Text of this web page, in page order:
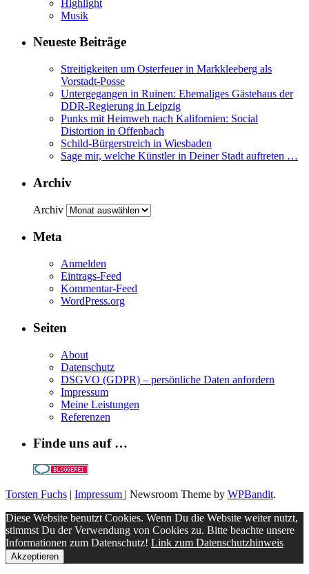
Highlight
Musik
Neueste Beiträge
Streitigkeiten um Osterfeuer in Markkleeberg als
Vorstadt-Posse
Untergegangen in Ruinen: Ehemaliges Gästehaus der
DDR-Regierung in Leipzig
Punks mit Heimweh nach Kalifornien: Social
Distortion in Offenbach
Schild-Bürgerstreich in Wiesbaden
Sage mir, welche Künstler in Deiner Stadt auftreten …
Archiv
Archiv
Meta
Anmelden
Eintrags-Feed
Kommentar-Feed
WordPress.org
Seiten
About
Datenschutz
DSGVO (GDPR) – persönliche Daten anfordern
Impressum
Meine Leistungen
Referenzen
Finde uns auf …
Torsten Fuchs | Impressum | Newsroom Theme by WPBandit.
Diese Website benutzt Cookies. Wenn Du die Website weiter nutzt,
stimmst Du der Verwendung von Cookies zu. Bitte beachte unsere
Informationen zum Datenschutz! Link zum Datenschutzhinweis
Akzeptieren